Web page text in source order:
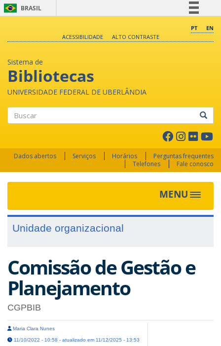
BRASIL
Comunica BR
PT
EN
ACESSIBILIDADE
ALTO CONTRASTE
Sistema de
Bibliotecas
UNIVERSIDADE FEDERAL DE UBERLÂNDIA
Dados abertos Serviços Horários
Perguntas frequentes
Telefones
Fale conosco
MENU Toggle
Unidade organizacional
Comissão de Gestão e
Planejamento
CGPBIB
Maria Clara Nunes
11/10/2022 - 10:58 - atualizado em 11/12/2025 - 13:53